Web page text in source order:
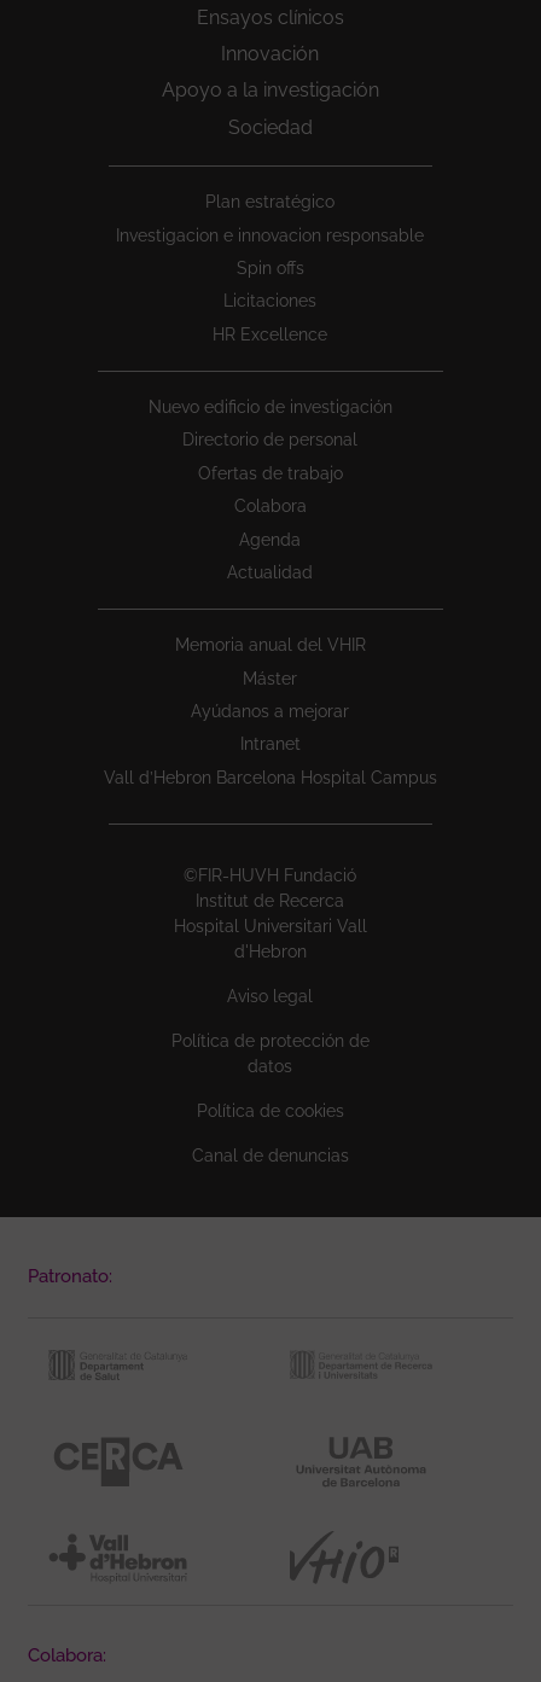
Ensayos clínicos
Innovación
Apoyo a la investigación
Sociedad
Plan estratégico
Investigacion e innovacion responsable
Spin offs
Licitaciones
HR Excellence
Nuevo edificio de investigación
Directorio de personal
Ofertas de trabajo
Colabora
Agenda
Actualidad
Memoria anual del VHIR
Máster
Ayúdanos a mejorar
Intranet
Vall d’Hebron Barcelona Hospital Campus
©FIR-HUVH Fundació
Institut de Recerca
Hospital Universitari Vall
d'Hebron
Aviso legal
Política de protección de
datos
Política de cookies
Canal de denuncias
Patronato:
Colabora: